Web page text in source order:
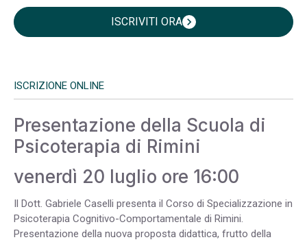
ISCRIVITI ORAchevron_right
ISCRIZIONE ONLINE
Presentazione della Scuola di
Psicoterapia di Rimini
venerdì 20 luglio ore 16:00
Il Dott. Gabriele Caselli presenta il Corso di Specializzazione in
Psicoterapia Cognitivo-Comportamentale di Rimini.
Presentazione della nuova proposta didattica, frutto della